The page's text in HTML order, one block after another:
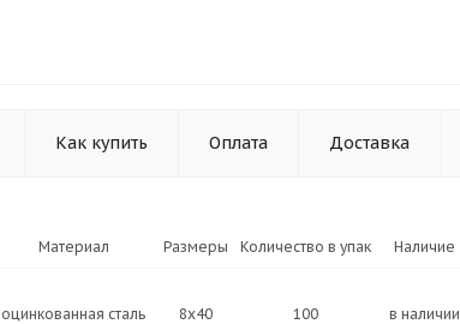
Как купить Оплата Доставка
Материал Размеры Количество в упак Наличие
оцинкованная сталь 8х40 100 в наличии